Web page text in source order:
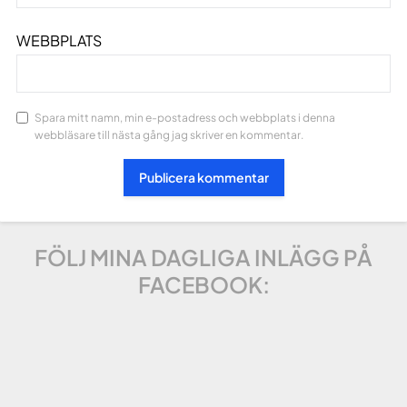
WEBBPLATS
Spara mitt namn, min e-postadress och webbplats i denna
webbläsare till nästa gång jag skriver en kommentar.
FÖLJ MINA DAGLIGA INLÄGG PÅ
FACEBOOK: